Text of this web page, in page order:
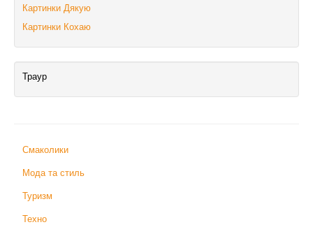
Картинки Дякую
Картинки Кохаю
Траур
Смаколики
Мода та стиль
Туризм
Техно